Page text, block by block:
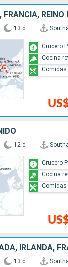
13 d
Crucero
Cocina
12 d
Crucero
Cocina
IRLANDA,
13 d